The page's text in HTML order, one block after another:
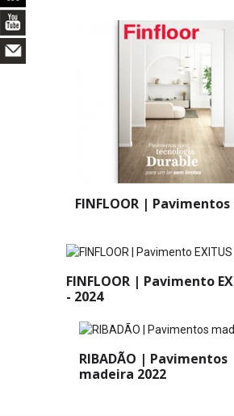
FINFLOOR | Pavimentos
FINFLOOR | Pavimento
- 2024
RIBADÃO | Pavimentos
madeira 2022